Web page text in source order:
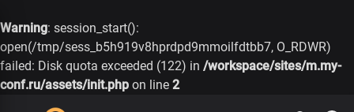
Warning: session_start():
open(/tmp/sess_b5h919v8hprdpd9mmoilfdtbb7, O_RDWR)
failed: Disk quota exceeded (122) in /workspace/sites/m.my-
conf.ru/assets/init.php on line 2